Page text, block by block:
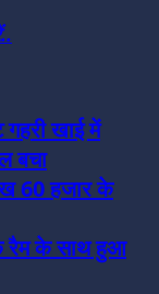
खाई में
बचा
60 हजार के
रैम के साथ हुआ